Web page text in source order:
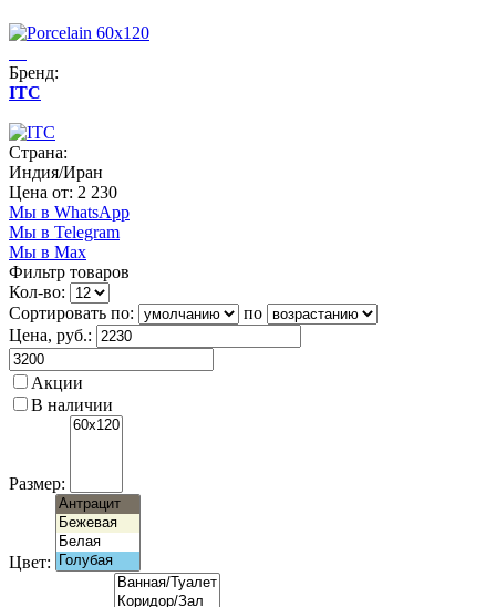
Бренд:
ITC
Страна:
Индия/Иран
Цена от: 2 230
Мы в WhatsApp
Мы в Telegram
Мы в Max
Фильтр товаров
Кол-во:
Сортировать по:
по
Цена, руб.:
Акции
В наличии
Размер:
Цвет: